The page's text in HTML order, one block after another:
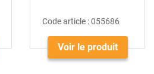
Code article :055686
Voir le produit